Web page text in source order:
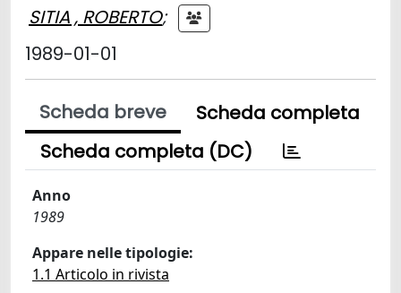
SITIA , ROBERTO;
1989-01-01
Scheda breve
Scheda completa
Scheda completa (DC)
Anno
1989
Appare nelle tipologie:
1.1 Articolo in rivista